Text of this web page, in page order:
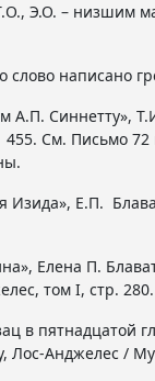
Э.О. – низшим
слово написано
А.П. Синнетту»,
455. См. Письмо 72
Изида», Е.П.
Елена П.
том I, стр. 280.
в пятнадцатой
Лос-Анджелес /